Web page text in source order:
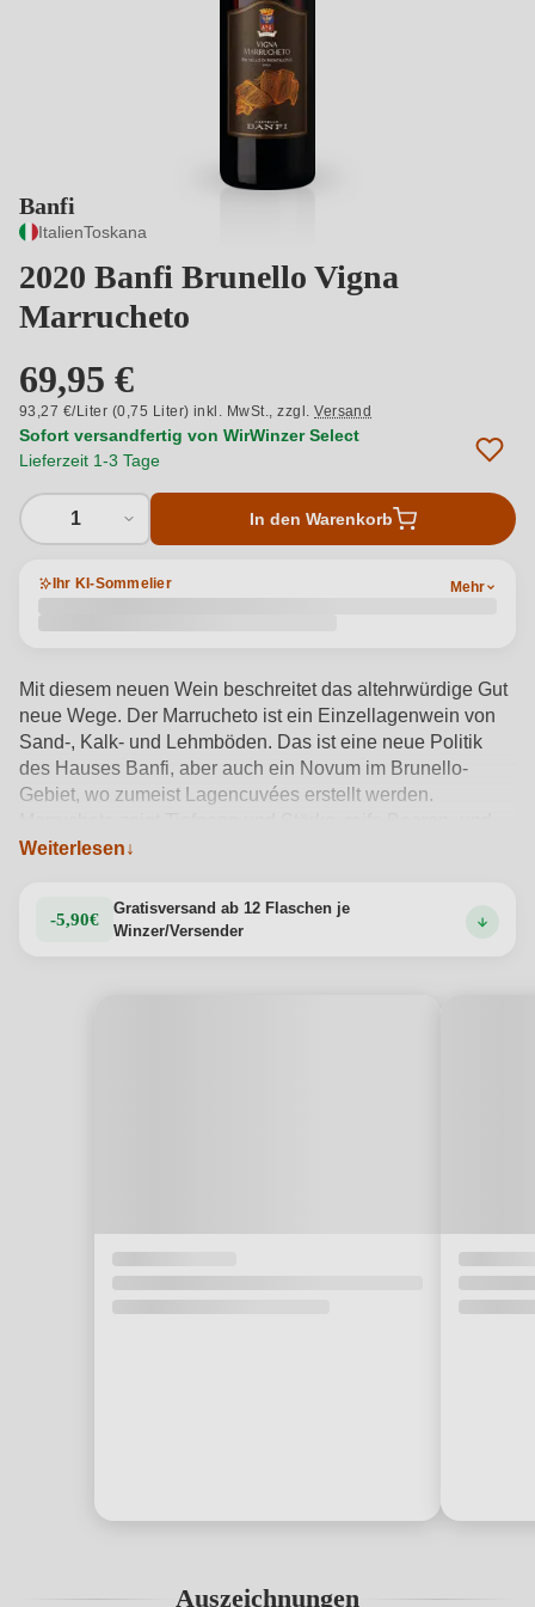
Banfi
ItalienToskana
2020 Banfi Brunello Vigna
Marrucheto
69,95 €
93,27 €/Liter (0,75 Liter) inkl. MwSt.,zzgl.Versand
Sofort versandfertig von WirWinzer Select
Lieferzeit 1-3 Tage
1 In den Warenkorb
Ihr KI-Sommelier Mehr
Mit diesem neuen Wein beschreitet das altehrwürdige Gut
neue Wege. Der Marrucheto ist ein Einzellagenwein von
Sand-, Kalk- und Lehmböden. Das ist eine neue Politik
des Hauses Banfi, aber auch ein Novum im Brunello-
Gebiet, wo zumeist Lagencuvées erstellt werden.
Kirsch-Aromen, denen Zedernduft, Leder, Anis, Orient-
gegenüberstehen. Die Tannine sind unglaublich fein. Noch
ist er jung und fest am Gaumen, aber dank seiner Kraft und
Weiterlesen
-5,90€
Gratisversand ab 12 Flaschen je
Winzer/Versender
Auszeichnungen